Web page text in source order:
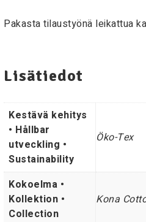
Pakasta tilaustyönä leikattua
Lisätiedot
Kestävä kehitys
• Hållbar
utveckling •
Sustainability
Öko-Tex
Kokoelma •
Kollektion •
Collection
Kona